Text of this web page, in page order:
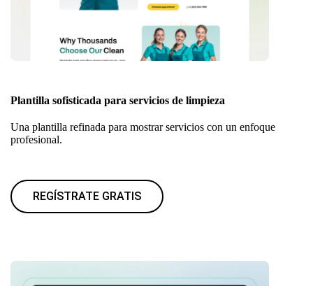
Plantilla sofisticada para servicios de limpieza
Una plantilla refinada para mostrar servicios con un enfoque
profesional.
REGÍSTRATE GRATIS